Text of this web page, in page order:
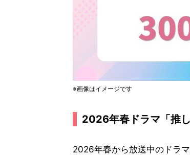
※画像はイメージです
2026年春ドラマ「推
2026年春から放送中のドラ